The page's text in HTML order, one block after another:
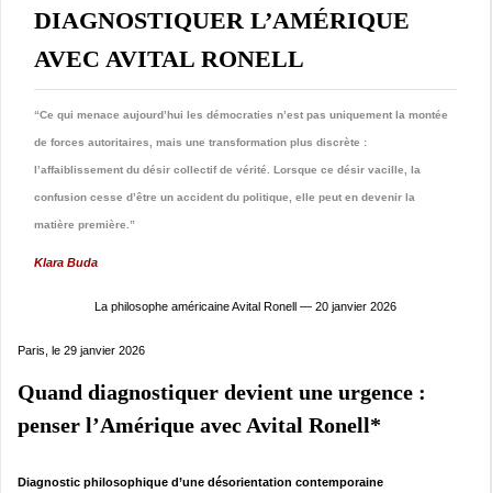
DIAGNOSTIQUER L’AMÉRIQUE
AVEC AVITAL RONELL
“Ce qui menace aujourd’hui les démocraties n’est pas uniquement la montée
de forces autoritaires, mais une transformation plus discrète :
l’affaiblissement du désir collectif de vérité. Lorsque ce désir vacille, la
confusion cesse d’être un accident du politique, elle peut en devenir la
matière première.”
Klara Buda
La philosophe américaine Avital Ronell — 20 janvier 2026
Paris, le 29 janvier 2026
Quand diagnostiquer devient une urgence :
penser l’Amérique avec Avital Ronell*
Diagnostic philosophique d’une désorientation contemporaine